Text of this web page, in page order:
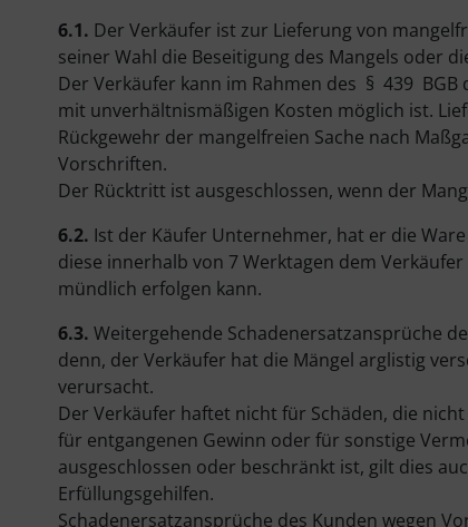
6.1. Der Verkäufer ist zur Lieferung von
seiner Wahl die Beseitigung des Mangels oder
Der Verkäufer kann im Rahmen des § 439
mit unverhältnismäßigen Kosten möglich ist.
Rückgewehr der mangelfreien Sache nach
Vorschriften.
Der Rücktritt ist ausgeschlossen, wenn der
6.2. Ist der Käufer Unternehmer, hat er die
diese innerhalb von 7 Werktagen dem
mündlich erfolgen kann.
6.3. Weitergehende Schadenersatzansprüche
denn, der Verkäufer hat die Mängel arglistig
verursacht.
Der Verkäufer haftet nicht für Schäden, die
für entgangenen Gewinn oder für sonstige
ausgeschlossen oder beschränkt ist, gilt dies
Erfüllungsgehilfen.
Schadenersatzansprüche des Kunden wegen